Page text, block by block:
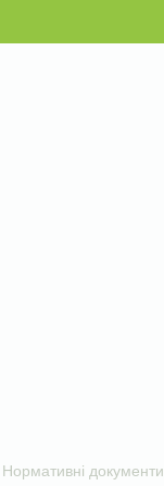
Нормативні документи